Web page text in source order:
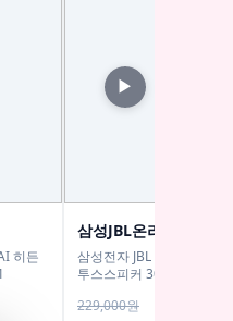
히든
삼성JBL온라인스토어
삼성전자 JBL CHARGE 5
투스스피커 30W 무선 스
229,000원
▶